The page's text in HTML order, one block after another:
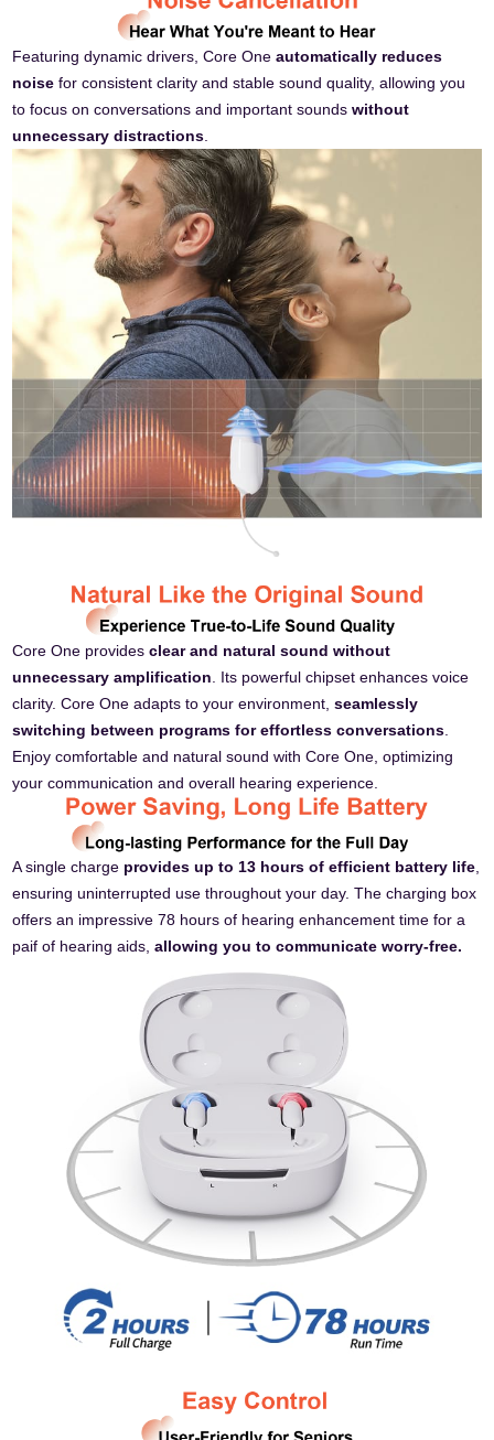
Featuring dynamic drivers, Core Oneautomatically reduces
noise for consistent clarity and stable sound quality, allowing you
to focus on conversations and important soundswithout
unnecessary distractions
Core One providesclear and natural sound without
unnecessary amplification . Its powerful chipset enhances voice
clarity. Core One adapts to your environment,seamlessly
switching between programs for effortless conversations
Enjoy comfortable and natural sound with Core One, optimizing
your communication and overall hearing experience.
A single charge provides up to 13 hours of efficient battery life
ensuring uninterrupted use throughout your day. The charging box
offers an impressive 78 hours of hearing enhancement time for a
paif of hearing aids,allowing you to communicate worry-free.